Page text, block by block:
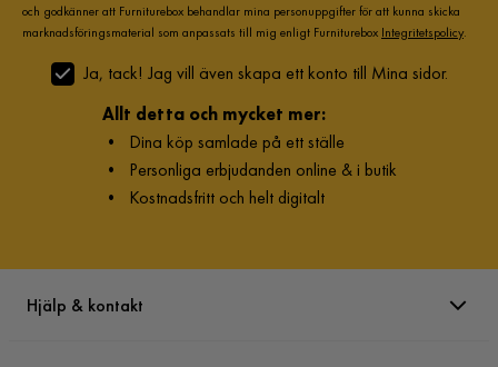
och godkänner att Furniturebox behandlar mina personuppgifter för att kunna skicka
marknadsföringsmaterial som anpassats till mig enligt Furniturebox Integritetspolicy.
Ja, tack! Jag vill även skapa ett konto till Mina sidor.
Allt detta och mycket mer:
• Dina köp samlade på ett ställe
• Personliga erbjudanden online & i butik
• Kostnadsfritt och helt digitalt
Hjälp & kontakt